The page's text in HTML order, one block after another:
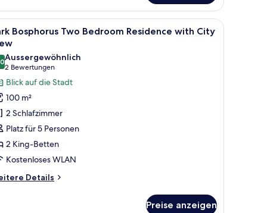
das Badezimmer reflektiert.
Balkon, einem Bett mit blauer Bettdecke, einem runden Esstisch und
Ein modernes Hotelzimmer mit einem
7
Bosphorus Two Bedroom Residence with City
von 10
Aussergewöhnlich
2 Bewertungen
(2
Bewertungen)
Blick auf die Stadt
100 m²
2 Schlafzimmer
Platz für 5 Personen
2 King-Betten
Kostenloses WLAN
Details
Preise anzeigen